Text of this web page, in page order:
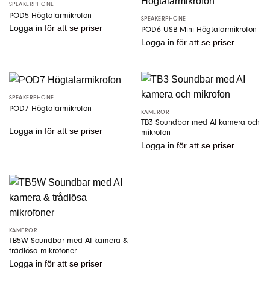
SPEAKERPHONE
POD5 Högtalarmikrofon
Logga in för att se priser
SPEAKERPHONE
POD6 USB Mini Högtalarmikrofon
Logga in för att se priser
SPEAKERPHONE
POD7 Högtalarmikrofon
Logga in för att se priser
KAMEROR
TB3 Soundbar med AI kamera och
mikrofon
Logga in för att se priser
KAMEROR
TB5W Soundbar med AI kamera &
trådlösa mikrofoner
Logga in för att se priser